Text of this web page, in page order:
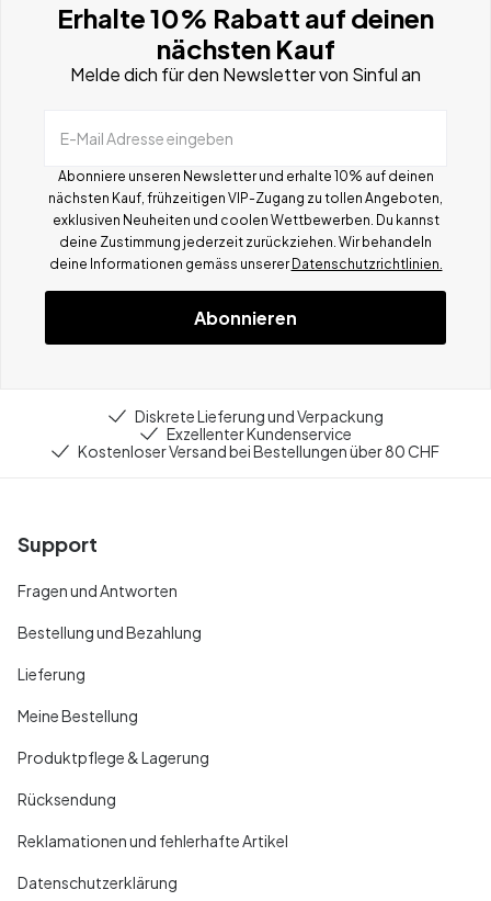
Erhalte 10% Rabatt auf deinen
nächsten Kauf
Melde dich für den Newsletter von Sinful an
E-Mail Adresse eingeben
Abonniere unseren Newsletter und erhalte 10% auf deinen
nächsten Kauf, frühzeitigen VIP-Zugang zu tollen Angeboten,
exklusiven Neuheiten und coolen Wettbewerben. Du kannst
deine Zustimmung jederzeit zurückziehen. Wir behandeln
deine Informationen gemäss unserer Datenschutzrichtlinien.
Abonnieren
Diskrete Lieferung und Verpackung
Exzellenter Kundenservice
Kostenloser Versand bei Bestellungen über 80 CHF
Support
Fragen und Antworten
Bestellung und Bezahlung
Lieferung
Meine Bestellung
Produktpflege & Lagerung
Rücksendung
Reklamationen und fehlerhafte Artikel
Datenschutzerklärung